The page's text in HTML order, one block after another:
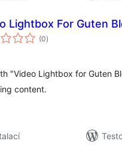
Lightbox For Guten
(0celkové
hodnocení
)
"Video Lightbox for Guten
content.